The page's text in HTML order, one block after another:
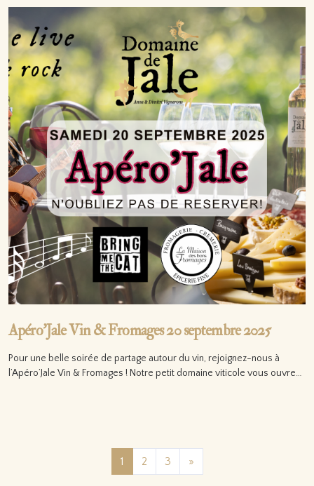
Apéro’Jale Vin & Fromages 20 septembre 2025
Pour une belle soirée de partage autour du vin, rejoignez-nous à
l’Apéro’Jale Vin & Fromages ! Notre petit domaine viticole vous ouvre…
Posts navigation
1 2 3 »